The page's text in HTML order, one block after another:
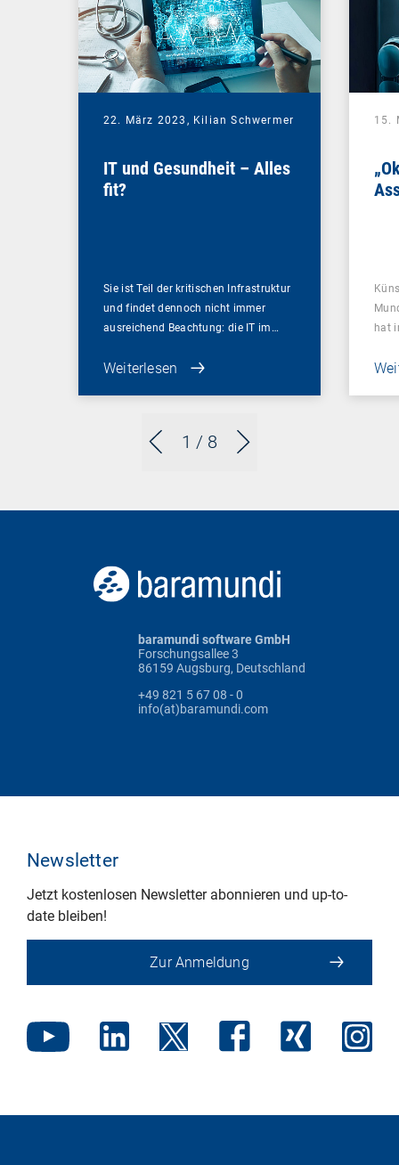
1 / 8
22. März 2023, Kilian Schwermer
IT und Gesundheit – Alles
fit?
Sie ist Teil der kritischen Infrastruktur
und findet dennoch nicht immer
ausreichend Beachtung: die IT im…
Weiterlesen
15.
hat
baramundi software GmbH
Forschungsallee 3
86159 Augsburg, Deutschland
+49 821 5 67 08 - 0
info(at)baramundi.com
Newsletter
Jetzt kostenlosen Newsletter abonnieren und up-to-
date bleiben!
Zur Anmeldung